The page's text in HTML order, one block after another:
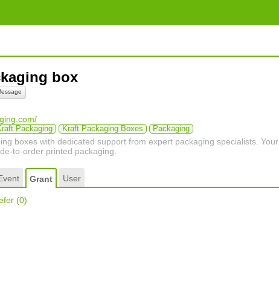
box
Packaging Kraft Packaging Boxes Packaging
boxes with dedicated support from expert packaging specialists. Your
to-order printed packaging.
Grant User
(0)